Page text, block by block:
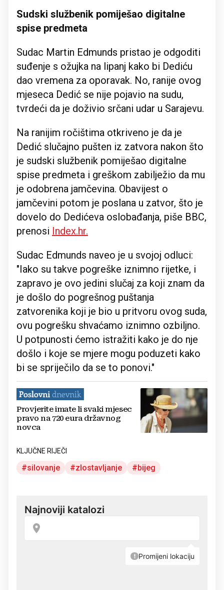
Sudski službenik pomiješao digitalne
spise predmeta
Sudac Martin Edmunds pristao je odgoditi
suđenje s ožujka na lipanj kako bi Dediću
dao vremena za oporavak. No, ranije ovog
mjeseca Dedić se nije pojavio na sudu,
tvrdeći da je doživio srčani udar u Sarajevu.
Na ranijim ročištima otkriveno je da je
Dedić slučajno pušten iz zatvora nakon što
je sudski službenik pomiješao digitalne
spise predmeta i greškom zabilježio da mu
je odobrena jamčevina. Obavijest o
jamčevini potom je poslana u zatvor, što je
dovelo do Dedićeva oslobađanja, piše BBC,
prenosi Index.hr.
Sudac Edmunds naveo je u svojoj odluci:
"Iako su takve pogreške iznimno rijetke, i
zapravo je ovo jedini slučaj za koji znam da
je došlo do pogrešnog puštanja
zatvorenika koji je bio u pritvoru ovog suda,
ovu pogrešku shvaćamo iznimno ozbiljno.
U potpunosti ćemo istražiti kako je do nje
došlo i koje se mjere mogu poduzeti kako
bi se spriječilo da se to ponovi."
Provjerite imate li svaki mjesec
pravo na 720 eura državnog
novca
KLJUČNE RIJEČI
silovanje zlostavljanje bijeg